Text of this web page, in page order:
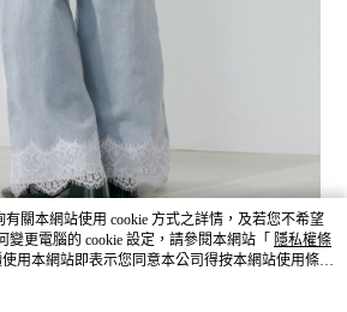
關本網站使用 cookie 方式之詳情，及若您不希望
變更電腦的 cookie 設定，請參閱本網站「 隱私權條
使用本網站即表示您同意本公司得按本網站使用條款